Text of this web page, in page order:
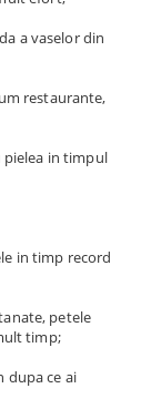
a vaselor din
restaurante,
in timpul
in timp record
petele
timp;
dupa ce ai